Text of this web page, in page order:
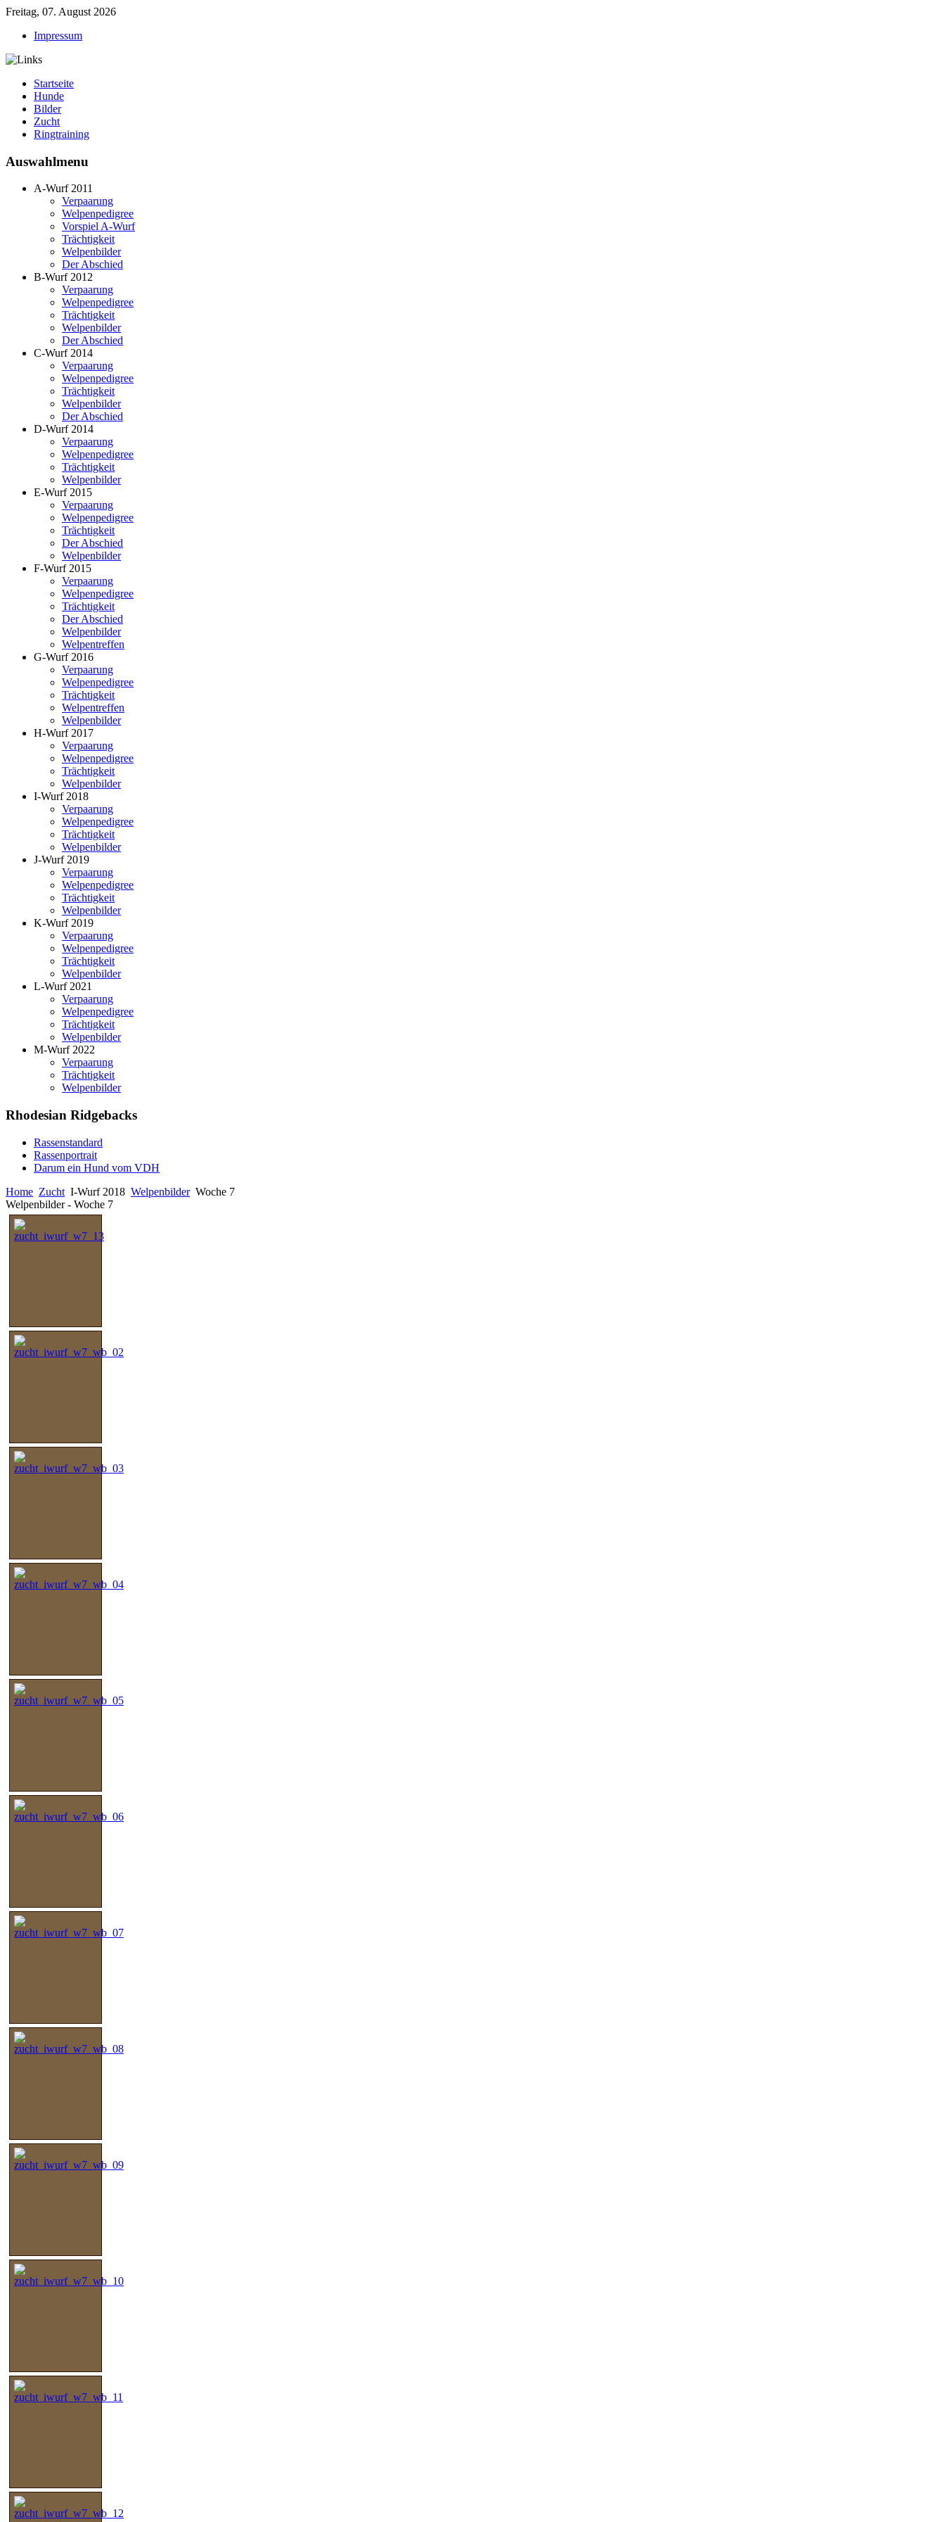
Freitag, 07. August 2026
Impressum
Startseite
Hunde
Bilder
Zucht
Ringtraining
Auswahlmenu
A-Wurf 2011
Verpaarung
Welpenpedigree
Vorspiel A-Wurf
Trächtigkeit
Welpenbilder
Der Abschied
B-Wurf 2012
Verpaarung
Welpenpedigree
Trächtigkeit
Welpenbilder
Der Abschied
C-Wurf 2014
Verpaarung
Welpenpedigree
Trächtigkeit
Welpenbilder
Der Abschied
D-Wurf 2014
Verpaarung
Welpenpedigree
Trächtigkeit
Welpenbilder
E-Wurf 2015
Verpaarung
Welpenpedigree
Trächtigkeit
Der Abschied
Welpenbilder
F-Wurf 2015
Verpaarung
Welpenpedigree
Trächtigkeit
Der Abschied
Welpenbilder
Welpentreffen
G-Wurf 2016
Verpaarung
Welpenpedigree
Trächtigkeit
Welpentreffen
Welpenbilder
H-Wurf 2017
Verpaarung
Welpenpedigree
Trächtigkeit
Welpenbilder
I-Wurf 2018
Verpaarung
Welpenpedigree
Trächtigkeit
Welpenbilder
J-Wurf 2019
Verpaarung
Welpenpedigree
Trächtigkeit
Welpenbilder
K-Wurf 2019
Verpaarung
Welpenpedigree
Trächtigkeit
Welpenbilder
L-Wurf 2021
Verpaarung
Welpenpedigree
Trächtigkeit
Welpenbilder
M-Wurf 2022
Verpaarung
Trächtigkeit
Welpenbilder
Rhodesian Ridgebacks
Rassenstandard
Rassenportrait
Darum ein Hund vom VDH
Home Zucht I-Wurf 2018 Welpenbilder Woche 7
Welpenbilder - Woche 7